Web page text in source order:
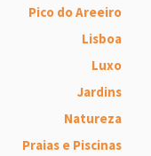
Pico do Areeiro
Lisboa
Luxo
Jardins
Natureza
Praias e Piscinas